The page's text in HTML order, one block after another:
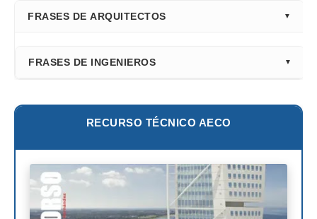
FRASES DE ARQUITECTOS
Santiago Calatrava
Richard Rogers
David Chipperfield
FRASES DE INGENIEROS
Leslie E. Robertson
Félix Cándela
RECURSO TÉCNICO AECO